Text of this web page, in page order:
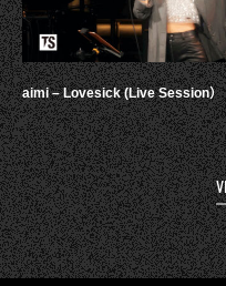
aimi – Lovesick (Live Session）